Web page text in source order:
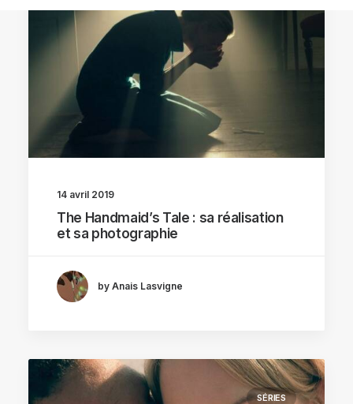
14 avril 2019
The Handmaid’s Tale : sa réalisation
et sa photographie
by Anais Lasvigne
SÉRIES